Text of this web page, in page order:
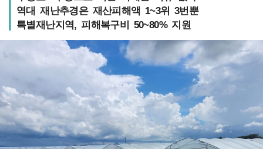
역대 재난추경은 재산피해액 1~3위 3번뿐
특별재난지역, 피해복구비 50~80% 지원